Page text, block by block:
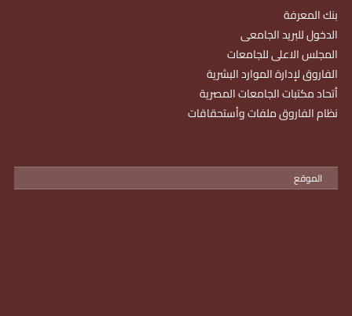
بنك المعرفة
الدخول للبريد الجامعى
المجلس الاعلى للجامعات
الفاروق لإدارة الموارد البشرية
أتحاد مكتبات الجامعات المصرية
نظام الفاروق ملفات وأستحقاقات
الموقع